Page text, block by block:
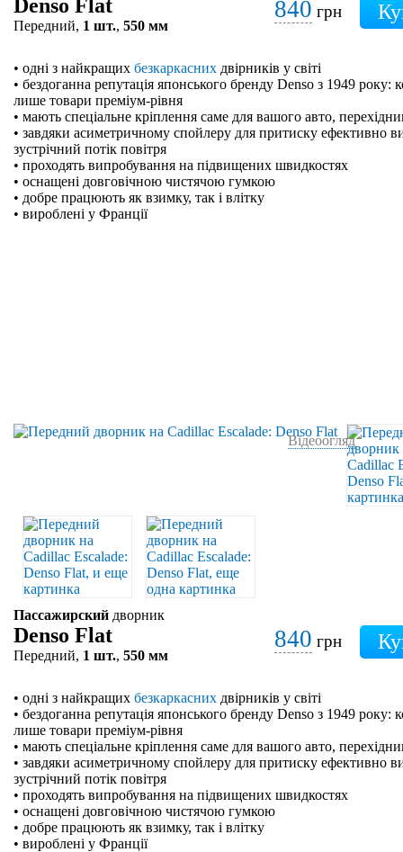
Denso Flat
Передний, 1 шт., 550 мм
840 грн
• одні з найкращих безкаркасних двірників у світі
• бездоганна репутація японського бренду Denso з 1949 року:
лише товари преміум-рівня
• мають спеціальне кріплення саме для вашого авто,
• завдяки асиметричному спойлеру для притиску ефективно
зустрічний потік повітря
• проходять випробування на підвищених швидкостях
• оснащені довговічною чистячою гумкою
• добре працюють як взимку, так і влітку
• вироблені у Франції
Відеоогляд
Пассажирский дворник
Denso Flat
Передний, 1 шт., 550 мм
840 грн
• одні з найкращих безкаркасних двірників у світі
• бездоганна репутація японського бренду Denso з 1949 року:
лише товари преміум-рівня
• мають спеціальне кріплення саме для вашого авто,
• завдяки асиметричному спойлеру для притиску ефективно
зустрічний потік повітря
• проходять випробування на підвищених швидкостях
• оснащені довговічною чистячою гумкою
• добре працюють як взимку, так і влітку
• вироблені у Франції